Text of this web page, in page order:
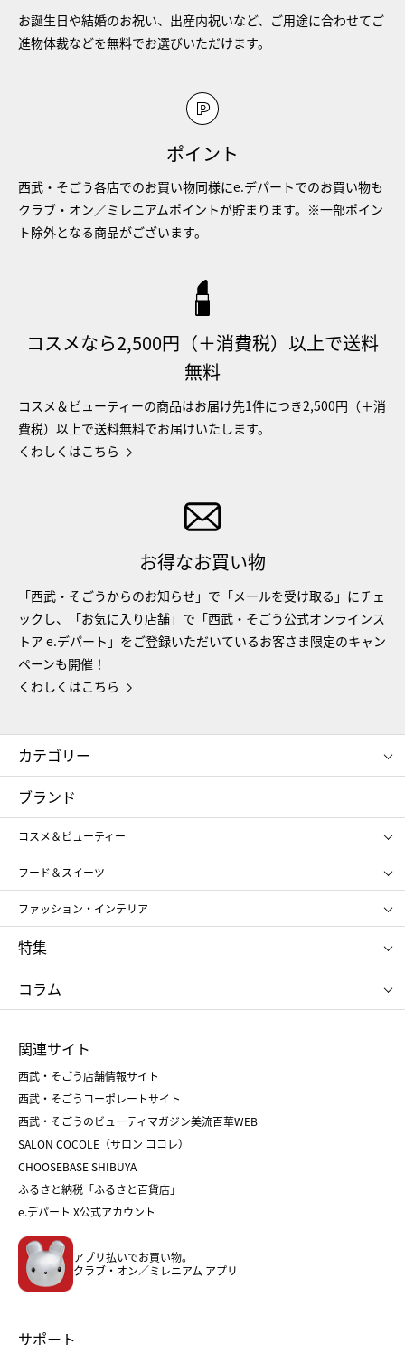
お誕生日や結婚のお祝い、出産内祝いなど、ご用途に合わせてご
進物体裁などを無料でお選びいただけます。
ポイント
西武・そごう各店でのお買い物同様にe.デパートでのお買い物も
クラブ・オン／ミレニアムポイントが貯まります。※一部ポイン
ト除外となる商品がございます。
コスメなら2,500円（＋消費税）以上で送料
無料
コスメ＆ビューティーの商品はお届け先1件につき2,500円（＋消
費税）以上で送料無料でお届けいたします。
くわしくはこちら
お得なお買い物
「西武・そごうからのお知らせ」で「メールを受け取る」にチェ
ックし、「お気に入り店舗」で「西武・そごう公式オンラインス
トア e.デパート」をご登録いただいているお客さま限定のキャン
ペーンも開催！
くわしくはこちら
カテゴリー
コスメ＆ビューティー
ギフト
レディース
メンズ
スポーツ・アウトドア
お中元
お歳暮
ブランド
コスメ＆ビューティー
SHISEIDO
ポール&ジョー ボーテ
ジルスチュアート
NARS
RMK
クリニーク
SK-Ⅱ
フード＆スイーツ
アンリ・シャルパンティエ
ゴディバ
新宿高野
たねや
ねんりん家
ファッション・インテリア
ポロ ラルフ ローレン
タケオ キクチ
ママ＆キッズ
シュタイフ
特集
お中元
ひな人形
五月人形
父の日
クリスマスケーキ
ホワイトデー
コラム
菓子折り
和菓子
人気のギフト
バレンタイン
ホワイトデー
おせち
フード
ホーム・キッチン＆アート
関連サイト
西武・そごう店舗情報サイト
西武・そごうコーポレートサイト
西武・そごうのビューティマガジン美流百華WEB
SALON COCOLE（サロン ココレ）
CHOOSEBASE SHIBUYA
ふるさと納税「ふるさと百貨店」
e.デパート X公式アカウント
アプリ払いでお買い物。
クラブ・オン／ミレニアム アプリ
サポート